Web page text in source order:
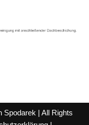
Spodarek | All Rights